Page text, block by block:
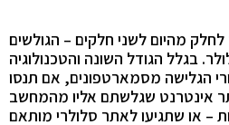
מהיום לשני חלקים – הגולשים
בגלל הגודל השונה והטכנולוגיה
הגלישה מסמארטפונים, אם תנסו
אינטרנט שגלשתם אליו מהמחשב
– או שתגיעו לאתר סלולרי מותאם